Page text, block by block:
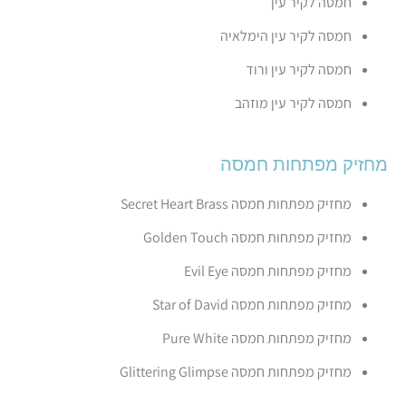
חמסה לקיר עין הימלאיה
חמסה לקיר עין ורוד
חמסה לקיר עין מוזהב
מחזיק מפתחות חמסה
מחזיק מפתחות חמסה Secret Heart Brass
מחזיק מפתחות חמסה Golden Touch
מחזיק מפתחות חמסה Evil Eye
מחזיק מפתחות חמסה Star of David
מחזיק מפתחות חמסה Pure White
מחזיק מפתחות חמסה Glittering Glimpse